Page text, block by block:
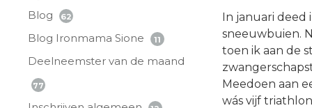
Blog 62
Blog Ironmama Sione 11
Deelneemster van de maand
77
In januari
sneeuwbuien.
toen ik aan de
Meedoen aan
wás vijf